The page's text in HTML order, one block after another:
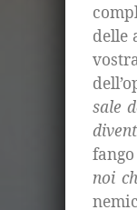
delle
sale
noi